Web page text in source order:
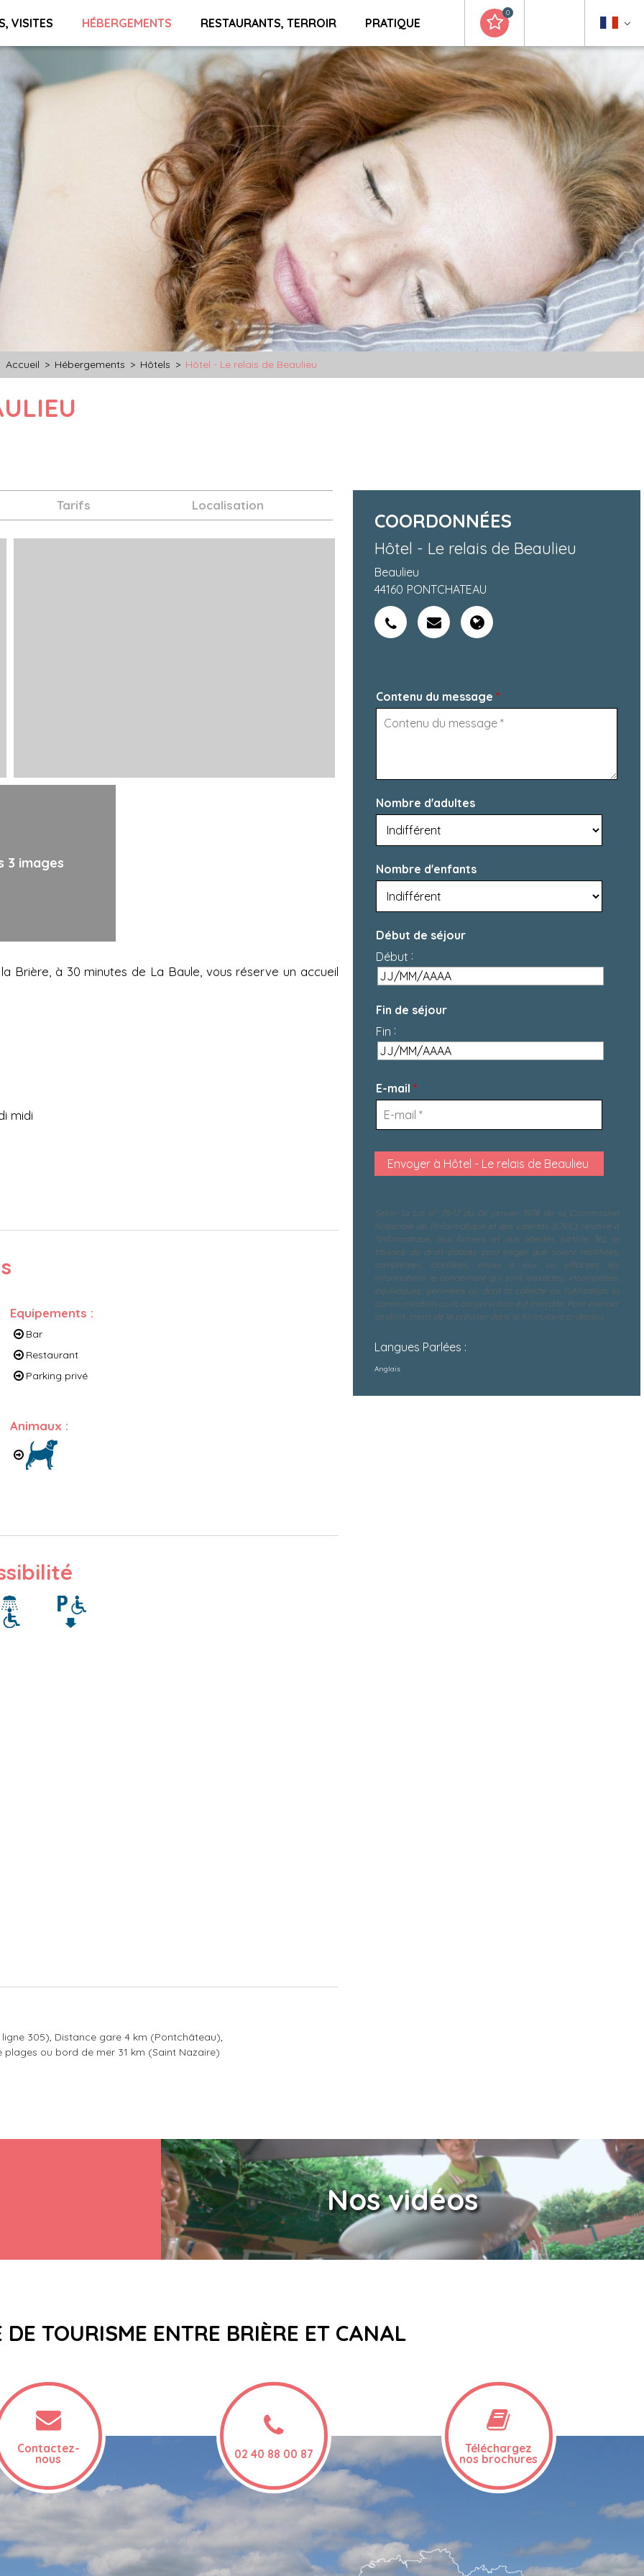
VISITES HÉBERGEMENTS RESTAURANTS, TERROIR PRATIQUE
0
Accueil > Hébergements > Hôtels > Hôtel - Le relais de Beaulieu
Tarifs Localisation
3 images
Brière, à 30 minutes de La Baule, vous réserve un accueil
midi
Equipements :
Bar
Restaurant
Parking privé
Animaux :
COORDONNÉES
Hôtel - Le relais de Beaulieu
Beaulieu
44160 PONTCHATEAU
Contenu du message *
Nombre d'adultes
Nombre d'enfants
Début de séjour
Début :
Fin de séjour
Fin :
E-mail *
Selon la Loi n° 78-17 du 06 janvier 1978 de la Commission
Nationale de l'Informatique et des Libertés (CNIL), relative à
l'informatique, aux fichiers et aux libertés (article 36), le
titulaire du droit d'accès peut exiger que soient rectifiées,
complétées, clarifiées, mises à jour ou effacées les
informations le concernant qui sont inexactes, incomplètes,
équivoques, périmées ou dont la collecte ou l'utilisation, la
communication ou la conservation est interdite. Pour exercer
ce droit, merci de le préciser dans le formulaire ci-dessus.
Langues Parlées :
Anglais
305) Distance gare 4 km (Pontchâteau)
plages ou bord de mer 31 km (Saint Nazaire)
Nos vidéos
DE TOURISME ENTRE BRIÈRE ET CANAL
Contactez-
nous 02 40 88 00 87 Téléchargez
nos brochures